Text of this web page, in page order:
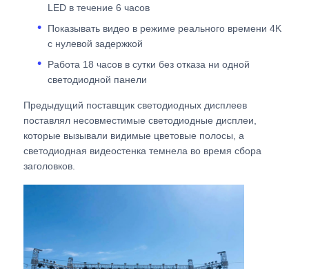
Дисплейная панель с наружным светодиодным
Наружный светодиодный рекламный щит
LED в течение 6 часов
Показывать видео в режиме реального времени 4K
с нулевой задержкой
Работа 18 часов в сутки без отказа ни одной
светодиодной панели
Предыдущий поставщик светодиодных дисплеев
поставлял несовместимые светодиодные дисплеи,
которые вызывали видимые цветовые полосы, а
светодиодная видеостенка темнела во время сбора
заголовков.